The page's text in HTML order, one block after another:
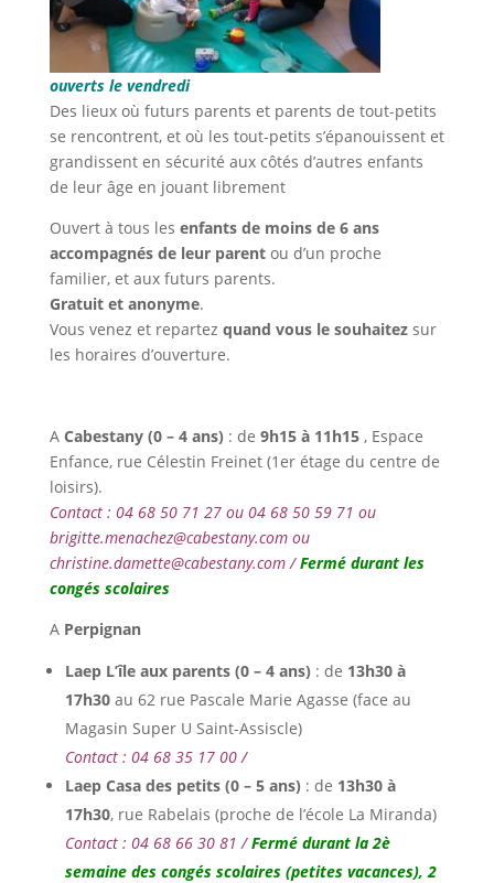
ouverts le vendredi
Des lieux où futurs parents et parents de tout-petits
se rencontrent, et où les tout-petits s’épanouissent et
grandissent en sécurité aux côtés d’autres enfants
de leur âge en jouant librement
Ouvert à tous les enfants de moins de 6 ans
accompagnés de leur parentou d’un proche
familier, et aux futurs parents.
Gratuit et anonyme.
Vous venez et repartez quand vous le souhaitezsur
les horaires d’ouverture.
A Cabestany (0 – 4 ans) : de 9h15 à 11h15 , Espace
Enfance, rue Célestin Freinet (1er étage du centre de
loisirs).
Contact : 04 68 50 71 27 ou 04 68 50 59 71 ou
brigitte.menachez@cabestany.com ou
christine.damette@cabestany.com /Fermé durant les
congés scolaires
A Perpignan
Laep L’île aux parents (0 – 4 ans) : de 13h30 à
17h30 au 62 rue Pascale Marie Agasse (face au
Magasin Super U Saint-Assiscle)
Contact : 04 68 35 17 00/
Laep Casa des petits (0 – 5 ans) : de 13h30 à
17h30, rue Rabelais (proche de l’école La Miranda)
Contact : 04 68 66 30 81 /Fermé durant la 2è
semaine des congés scolaires (petites vacances), 2